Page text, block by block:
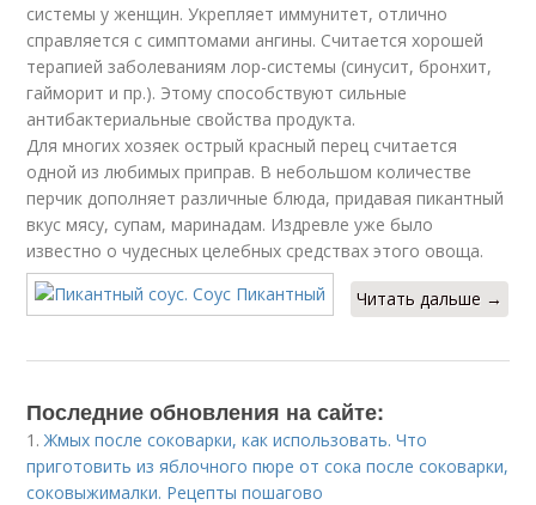
системы у женщин. Укрепляет иммунитет, отлично
справляется с симптомами ангины. Считается хорошей
терапией заболеваниям лор-системы (синусит, бронхит,
гайморит и пр.). Этому способствуют сильные
антибактериальные свойства продукта.
Для многих хозяек острый красный перец считается
одной из любимых приправ. В небольшом количестве
перчик дополняет различные блюда, придавая пикантный
вкус мясу, супам, маринадам. Издревле уже было
известно о чудесных целебных средствах этого овоща.
Читать дальше →
Последние обновления на сайте:
1.Жмых после соковарки, как использовать. Что
приготовить из яблочного пюре от сока после соковарки,
соковыжималки. Рецепты пошагово